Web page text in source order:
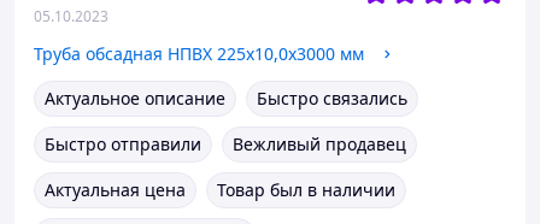
05.10.2023
Труба обсадная НПВХ 225х10,0х3000 мм
Актуальное описание
Быстро связались
Быстро отправили
Вежливый продавец
Актуальная цена
Товар был в наличии